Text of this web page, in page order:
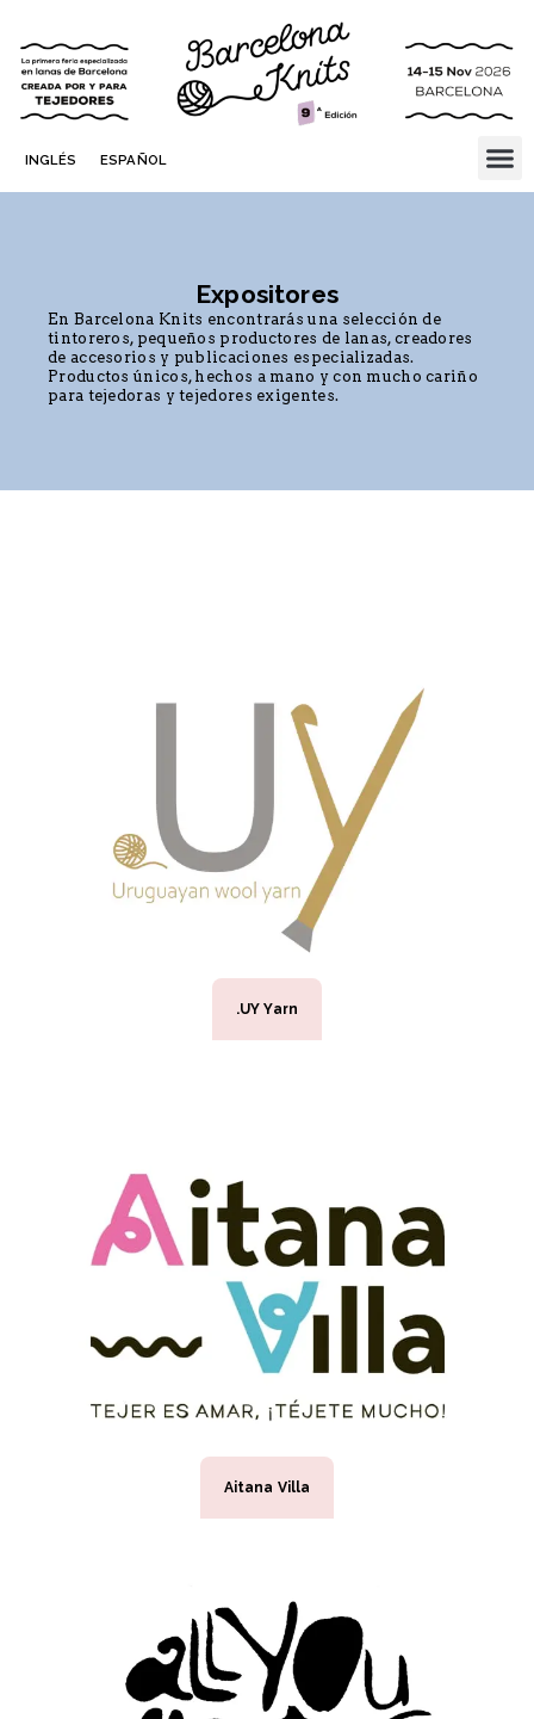
INGLÉS ESPAÑOL
Expositores
En Barcelona Knits encontrarás una selección de
tintoreros, pequeños productores de lanas, creadores
de accesorios y publicaciones especializadas.
Productos únicos, hechos a mano y con mucho cariño
para tejedoras y tejedores exigentes.
.UY Yarn
Aitana Villa